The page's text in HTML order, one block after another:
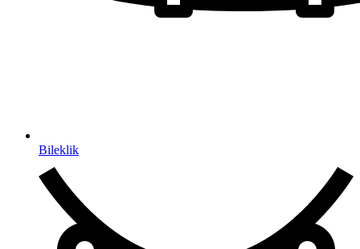
Bileklik